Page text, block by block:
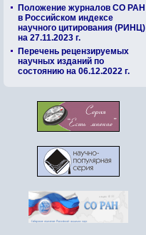
Положение журналов СО РАН
в Российском индексе
научного цитирования (РИНЦ)
на 27.11.2023 г.
Перечень рецензируемых
научных изданий по
состоянию на 06.12.2022 г.